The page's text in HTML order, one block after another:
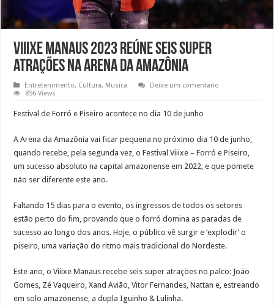
Viiixe Manaus 2023 reúne seis super
atrações na Arena da Amazônia
Entretenimento, Cultura, Musica
Deixe um comentario
856 Views
Festival de Forró e Piseiro acontece no dia 10 de junho
A Arena da Amazônia vai ficar pequena no próximo dia 10 de junho,
quando recebe, pela segunda vez, o Festival Viiixe – Forró e Piseiro,
um sucesso absoluto na capital amazonense em 2022, e que pomete
não ser diferente este ano.
Faltando 15 dias para o evento, os ingressos de todos os setores
estão perto do fim, provando que o forró domina as paradas de
sucesso ao longo dos anos. Hoje, o público vê surgir e ‘explodir’ o
piseiro, uma variação do ritmo mais tradicional do Nordeste.
Este ano, o Viiixe Manaus recebe seis super atrações no palco: João
Gomes, Zé Vaqueiro, Xand Avião, Vitor Fernandes, Nattan e, estreando
em solo amazonense, a dupla Iguinho & Lulinha.